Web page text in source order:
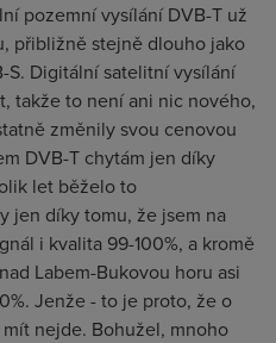
pozemní vysílání DVB-T už
přibližně stejně dlouho jako
Digitální satelitní vysílání
takže to není ani nic nového,
změnily svou cenovou
DVB-T chytám jen díky
let běželo to
jen díky tomu, že jsem na
i kvalita 99-100%, a kromě
Labem-Bukovou horu asi
Jenže - to je proto, že o
nejde. Bohužel, mnoho